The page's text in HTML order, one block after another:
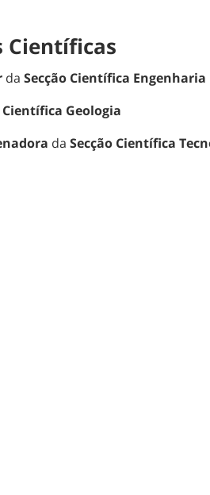
Científicas
da Secção Científica Engenharia
Científica Geologia
da Secção Científica